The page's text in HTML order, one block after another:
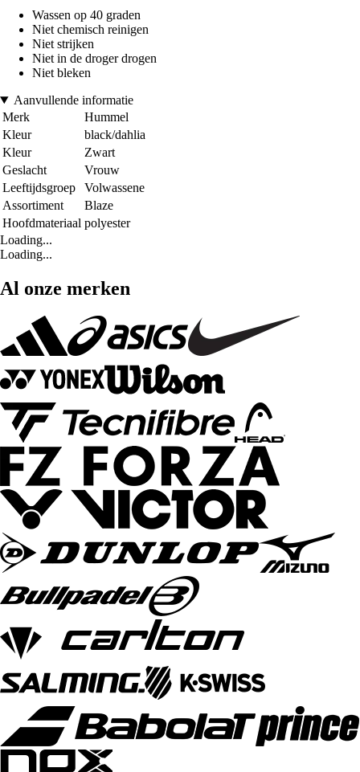
Wassen op 40 graden
Niet chemisch reinigen
Niet strijken
Niet in de droger drogen
Niet bleken
Aanvullende informatie
Merk
Hummel
Kleur
black/dahlia
Kleur
Zwart
Geslacht
Vrouw
Leeftijdsgroep
Volwassene
Assortiment
Blaze
Hoofdmateriaal polyester
Loading...
Loading...
Al onze merken